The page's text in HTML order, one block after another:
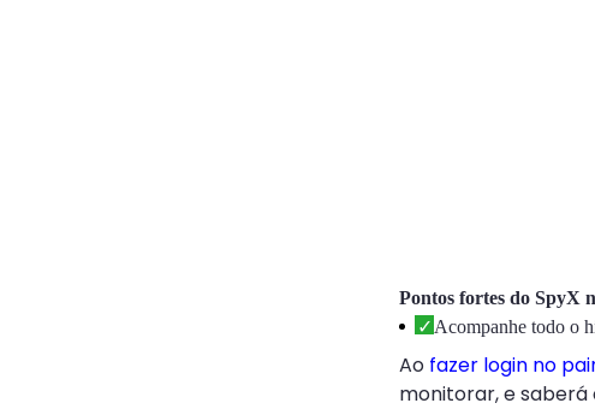
Pontos fortes do SpyX
Acompanhe todo o
Ao fazer login no
monitorar, e saberá